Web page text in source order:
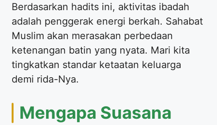
Berdasarkan hadits ini, aktivitas ibadah
adalah penggerak energi berkah. Sahabat
Muslim akan merasakan perbedaan
ketenangan batin yang nyata. Mari kita
tingkatkan standar ketaatan keluarga
demi rida-Nya.
Mengapa Suasana